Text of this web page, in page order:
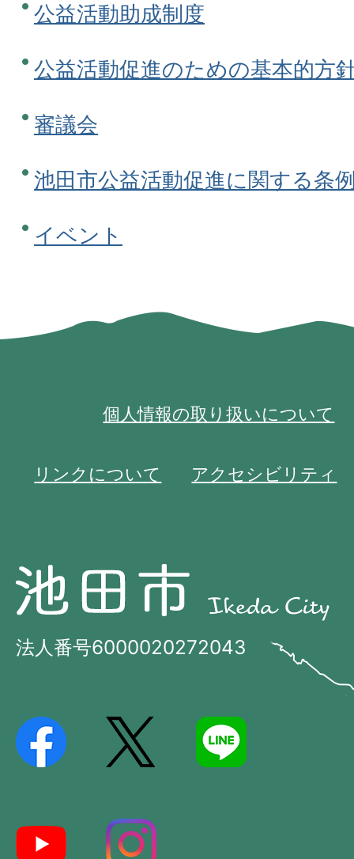
公益活動助成制度
公益活動促進のための基本的方
審議会
池田市公益活動促進に関する条
イベント
個人情報の取り扱いについて
リンクについて アクセシビリティ
池
田
市
法人番号6000020272043
田
市
の